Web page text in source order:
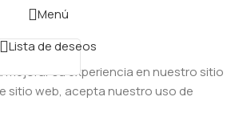
Menú
Lista de deseos
su experiencia en nuestro sitio
sitio web, acepta nuestro uso de